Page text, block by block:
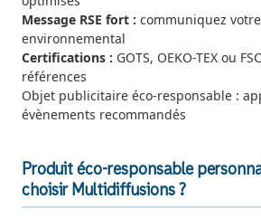
Message RSE fort : communiquez
environnemental
Certifications : GOTS, OEKO-TEX ou
références
Objet publicitaire éco-responsable :
évènements recommandés
Produit éco-responsable
choisir Multidiffusions ?